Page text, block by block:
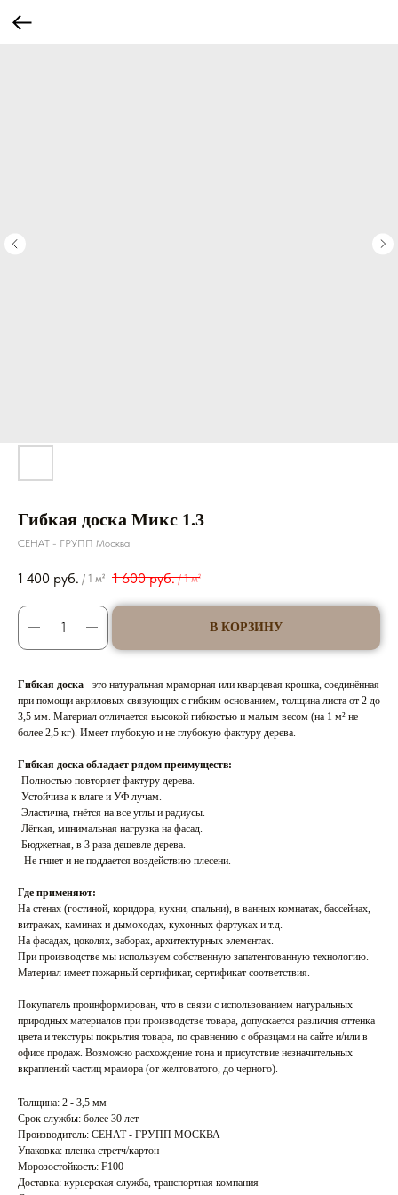
Гибкая доска Микс 1.3
СЕНАТ - ГРУПП Москва
1 400 руб. / 1 м² 1 600 руб. / 1 м²
В КОРЗИНУ
Гибкая доска - это натуральная мраморная или кварцевая крошка, соединённая
при помощи акриловых связующих с гибким основанием, толщина листа от 2 до
3,5 мм. Материал отличается высокой гибкостью и малым весом (на 1 м² не
более 2,5 кг). Имеет глубокую и не глубокую фактуру дерева.
Гибкая доска обладает рядом преимуществ:
-Полностью повторяет фактуру дерева.
-Устойчива к влаге и УФ лучам.
-Эластична, гнётся на все углы и радиусы.
-Лёгкая, минимальная нагрузка на фасад.
-Бюджетная, в 3 раза дешевле дерева.
- Не гниет и не поддается воздействию плесени.
Где применяют:
На стенах (гостиной, коридора, кухни, спальни), в ванных комнатах, бассейнах,
витражах, каминах и дымоходах, кухонных фартуках и т.д.
На фасадах, цоколях, заборах, архитектурных элементах.
При производстве мы используем собственную запатентованную технологию.
Материал имеет пожарный сертификат, сертификат соответствия.
Покупатель проинформирован, что в связи с использованием натуральных
природных материалов при производстве товара, допускается различия оттенка
цвета и текстуры покрытия товара, по сравнению с образцами на сайте и/или в
офисе продаж. Возможно расхождение тона и присутствие незначительных
вкраплений частиц мрамора (от желтоватого, до черного).
Толщина: 2 - 3,5 мм
Срок службы: более 30 лет
Производитель: СЕНАТ - ГРУПП МОСКВА
Упаковка: пленка стретч/картон
Морозостойкость: F100
Доставка: курьерская служба, транспортная компания